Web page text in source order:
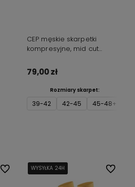
CEP męskie skarpetki
kompresyjne, mid cut
79,00 zł
Rozmiary skarpet:
39-42 42-45 45-48+
Do ulubionychWYSYŁKA 24H
WYSYŁKA 24H
WYSYŁKA 24H Do